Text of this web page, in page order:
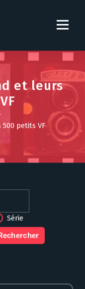
et leurs
petits VF
Série